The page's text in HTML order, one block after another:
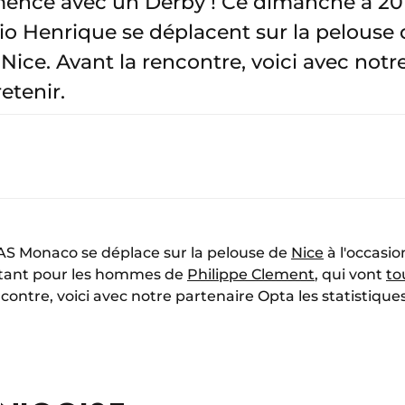
Henrique se déplacent sur la pelouse
Avant la rencontre, voici avec
Monaco se déplace sur la pelouse de Nice à
pour les hommes de Philippe Clement, qui vont
voici avec notre partenaire Opta les